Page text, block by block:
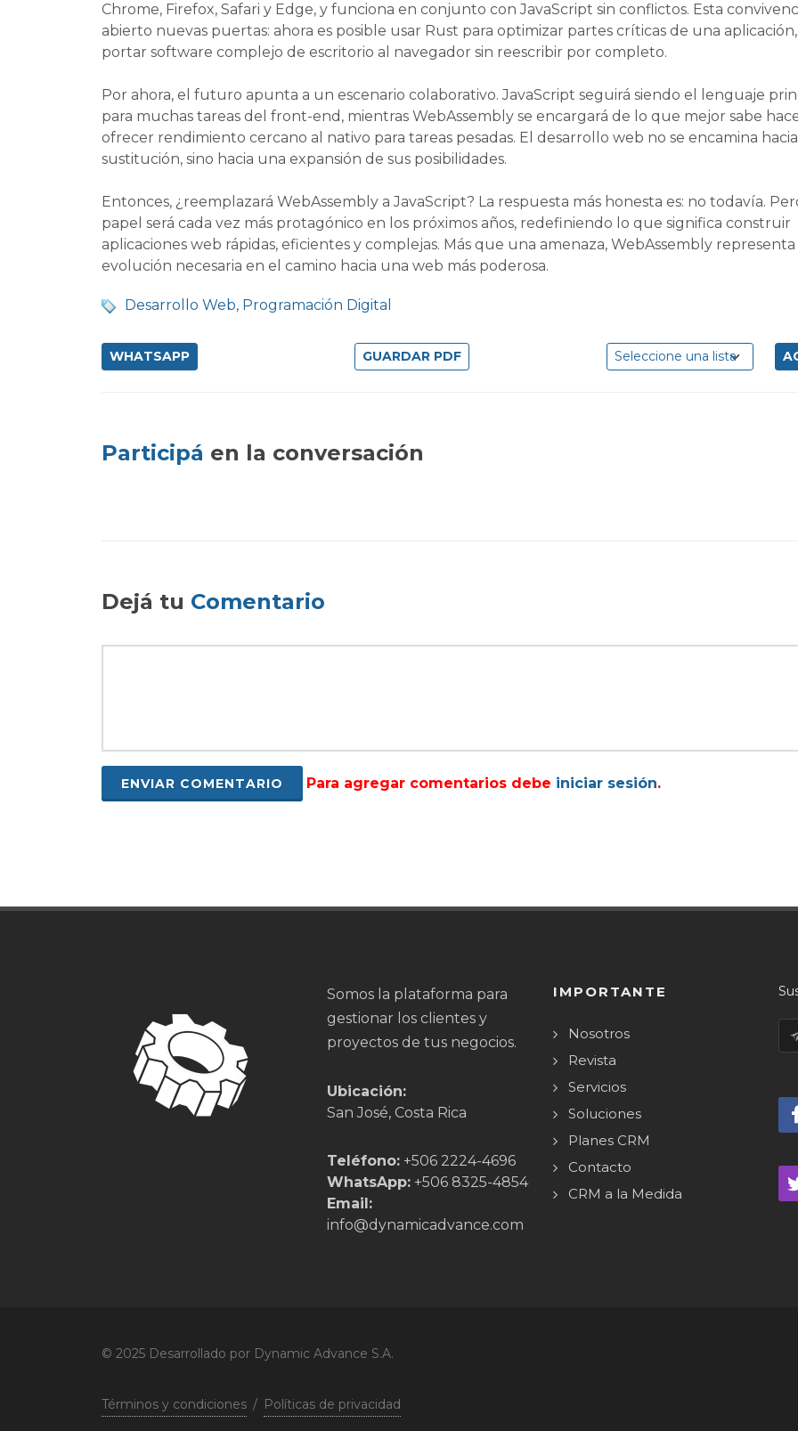
Chrome, Firefox, Safari y Edge, y funciona en conjunto con JavaScript sin conflictos. Esta
abierto nuevas puertas: ahora es posible usar Rust para optimizar partes críticas de una
portar software complejo de escritorio al navegador sin reescribir por completo.
Por ahora, el futuro apunta a un escenario colaborativo. JavaScript seguirá siendo el lenguaje
para muchas tareas del front-end, mientras WebAssembly se encargará de lo que mejor sabe
ofrecer rendimiento cercano al nativo para tareas pesadas. El desarrollo web no se encamina
sustitución, sino hacia una expansión de sus posibilidades.
Entonces, ¿reemplazará WebAssembly a JavaScript? La respuesta más honesta es: no todavía.
papel será cada vez más protagónico en los próximos años, redefiniendo lo que significa construir
aplicaciones web rápidas, eficientes y complejas. Más que una amenaza, WebAssembly
evolución necesaria en el camino hacia una web más poderosa.
Desarrollo Web, Programación Digital
WHATSAPP
Participá en la conversación
Dejá tu Comentario
Para agregar comentarios debe iniciar sesión.
Somos la plataforma para
gestionar los clientes y
proyectos de tus negocios.
Ubicación:
San José, Costa Rica
Teléfono: +506 2224-4696
WhatsApp: +506 8325-4854
Email:
info@dynamicadvance.com
IMPORTANTE
Nosotros
Revista
Servicios
Soluciones
Planes CRM
Contacto
CRM a la Medida
© 2025 Desarrollado por Dynamic Advance S.A.
Términos y condiciones / Políticas de privacidad